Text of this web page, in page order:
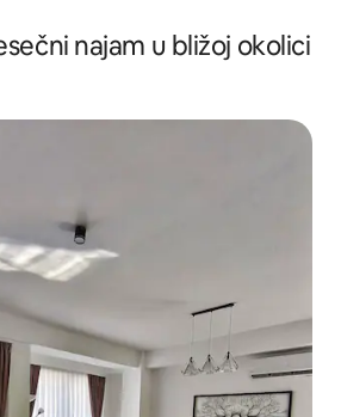
najam u bližoj okolici